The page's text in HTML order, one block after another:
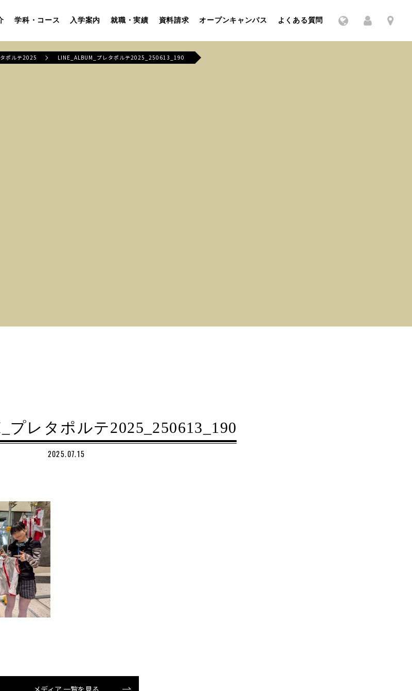
学科・コース 入学案内 就職・実績 資料請求 オープンキャンパス よくある質問
ポルテ2025 LINE_ALBUM_プレタポルテ2025_250613_190
レタポルテ2025_250613_190
2025.07.15